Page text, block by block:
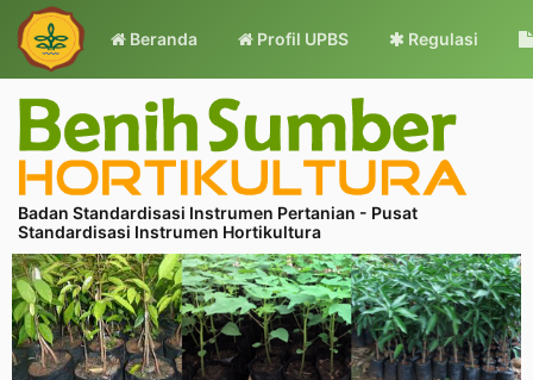
Beranda Profil UPBS Regulasi
Badan Standardisasi Instrumen Pertanian - Pusat
Standardisasi Instrumen Hortikultura